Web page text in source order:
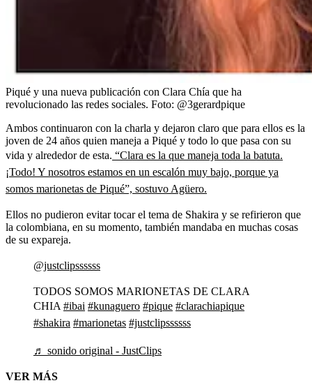
Piqué y una nueva publicación con Clara Chía que ha
revolucionado las redes sociales. Foto: @3gerardpique
Ambos continuaron con la charla y dejaron claro que para ellos es la
joven de 24 años quien maneja a Piqué y todo lo que pasa con su
vida y alrededor de esta. “Clara es la que maneja toda la batuta.
¡Todo! Y nosotros estamos en un escalón muy bajo, porque ya
somos marionetas de Piqué”, sostuvo Agüero.
Ellos no pudieron evitar tocar el tema de Shakira y se refirieron que
la colombiana, en su momento, también mandaba en muchas cosas
de su expareja.
@justclipssssss
TODOS SOMOS MARIONETAS DE CLARA
CHIA #ibai #kunaguero #pique #clarachiapique
#shakira #marionetas #justclipssssss
♬ sonido original - JustClips
VER MÁS